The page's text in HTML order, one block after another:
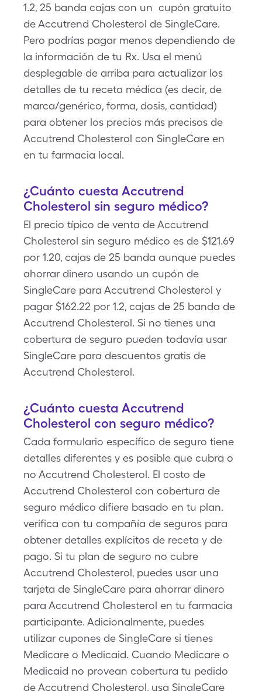
1.2, 25 banda cajas con un cupón gratuito
de Accutrend Cholesterol de SingleCare.
Pero podrías pagar menos dependiendo de
la información de tu Rx. Usa el menú
desplegable de arriba para actualizar los
detalles de tu receta médica (es decir, de
marca/genérico, forma, dosis, cantidad)
para obtener los precios más precisos de
Accutrend Cholesterol con SingleCare en
en tu farmacia local.
¿Cuánto cuesta Accutrend
Cholesterol sin seguro médico?
El precio típico de venta de Accutrend
Cholesterol sin seguro médico es de $121.69
por 1.20, cajas de 25 banda aunque puedes
ahorrar dinero usando un cupón de
SingleCare para Accutrend Cholesterol y
pagar $162.22 por 1.2, cajas de 25 banda de
Accutrend Cholesterol. Si no tienes una
cobertura de seguro pueden todavía usar
SingleCare para descuentos gratis de
Accutrend Cholesterol.
¿Cuánto cuesta Accutrend
Cholesterol con seguro médico?
Cada formulario específico de seguro tiene
detalles diferentes y es posible que cubra o
no Accutrend Cholesterol. El costo de
Accutrend Cholesterol con cobertura de
seguro médico difiere basado en tu plan.
verifica con tu compañía de seguros para
obtener detalles explícitos de receta y de
pago. Si tu plan de seguro no cubre
Accutrend Cholesterol, puedes usar una
tarjeta de SingleCare para ahorrar dinero
para Accutrend Cholesterol en tu farmacia
participante. Adicionalmente, puedes
utilizar cupones de SingleCare si tienes
Medicare o Medicaid. Cuando Medicare o
Medicaid no provean cobertura tu pedido
de Accutrend Cholesterol, usa SingleCare